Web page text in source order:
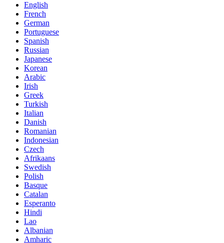
English
French
German
Portuguese
Spanish
Russian
Japanese
Korean
Arabic
Irish
Greek
Turkish
Italian
Danish
Romanian
Indonesian
Czech
Afrikaans
Swedish
Polish
Basque
Catalan
Esperanto
Hindi
Lao
Albanian
Amharic